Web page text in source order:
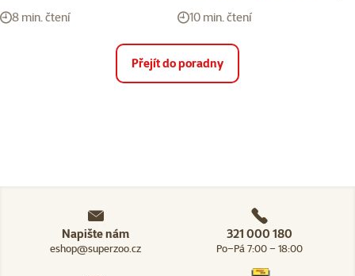
8 min. čtení 10 min. čtení
Přejít do poradny
Napište nám
eshop@superzoo.cz
321 000 180
Po–Pá 7:00 – 18:00